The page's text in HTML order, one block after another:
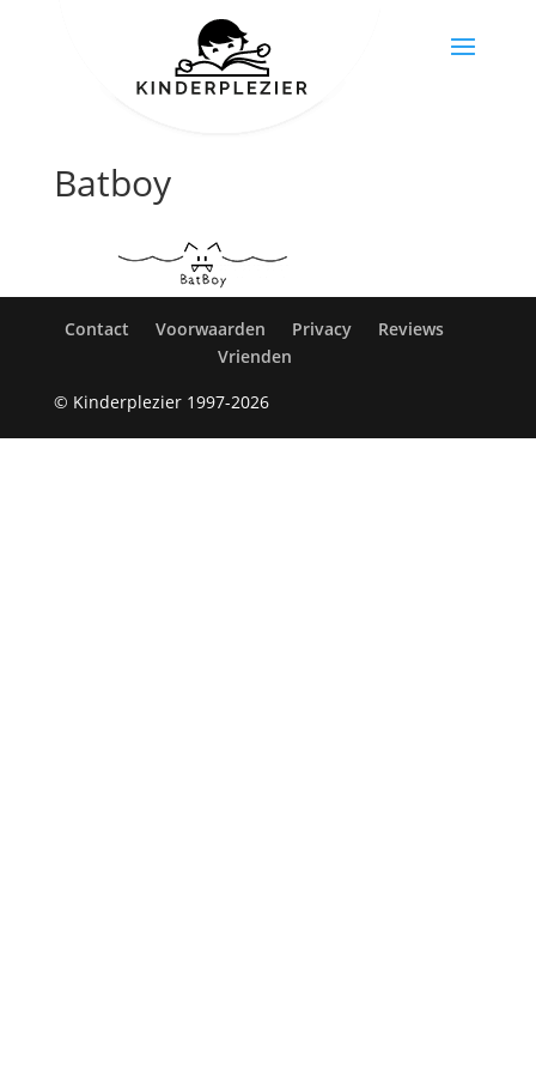
Batboy
Contact Voorwaarden Privacy
Reviews
Vrienden
© Kinderplezier 1997-2026